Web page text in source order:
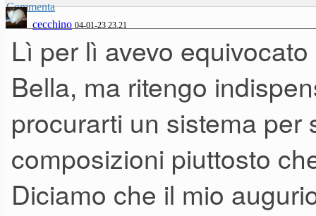
Commenta
cecchino 04-01-23 23.21
Lì per lì avevo
Bella, ma ritengo
procurarti un sistema
composizioni piuttosto
Diciamo che il mio